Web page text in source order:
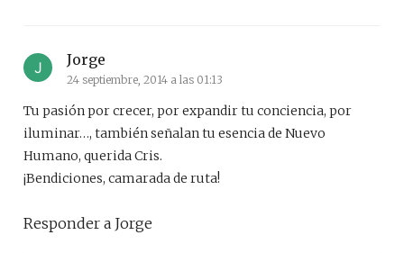
Jorge
24 septiembre, 2014 a las 01:13
Tu pasión por crecer, por expandir tu conciencia, por
iluminar…, también señalan tu esencia de Nuevo
Humano, querida Cris.
¡Bendiciones, camarada de ruta!
Responder a Jorge